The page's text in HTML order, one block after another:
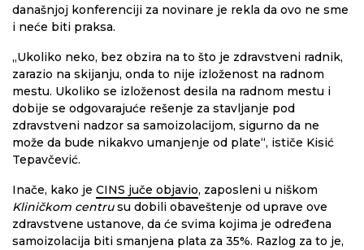
današnjoj konferenciji za novinare je rekla da ovo ne sme
i neće biti praksa.
„Ukoliko neko, bez obzira na to što je zdravstveni radnik,
zarazio na skijanju, onda to nije izloženost na radnom
mestu. Ukoliko se izloženost desila na radnom mestu i
dobije se odgovarajuće rešenje za stavljanje pod
zdravstveni nadzor sa samoizolacijom, sigurno da ne
može da bude nikakvo umanjenje od plate“, ističe Kisić
Tepavčević.
Inače, kako je CINS juče objavio, zaposleni u niškom
Kliničkom centrusu dobili obaveštenje od uprave ove
zdravstvene ustanove, da će svima kojima je određena
samoizolacija biti smanjena plata za 35%. Razlog za to je,